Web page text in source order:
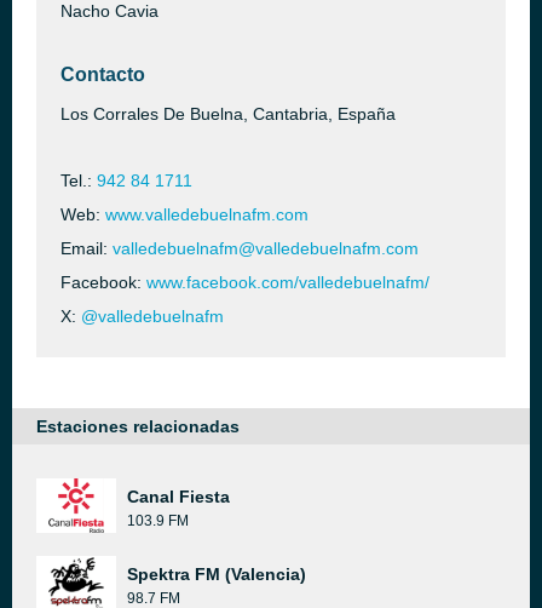
Nacho Cavia
Contacto
Los Corrales De Buelna, Cantabria, España
Tel.: 942 84 1711
Web: www.valledebuelnafm.com
Email: valledebuelnafm@valledebuelnafm.com
Facebook: www.facebook.com/valledebuelnafm/
X: @valledebuelnafm
Estaciones relacionadas
Canal Fiesta
103.9 FM
Spektra FM (Valencia)
98.7 FM